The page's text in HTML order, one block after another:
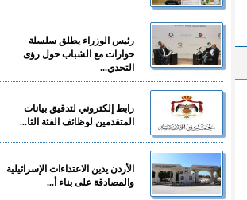
رئيس الوزراء يطلق سلسلة
حوارات مع الشباب حول رؤى
التحدي...
رابط إلكتروني لتدقيق بيانات
المتقدمين لوظائف الفئة الثا...
الأردن يدين الاعتداءات الإسرائيلية
والمصادقة على بناء أ...